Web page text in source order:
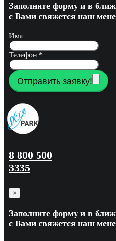
Заполните форму и в
с Вами свяжется наш
Имя
Телефон *
Отправить заявку!
8 800 500
3335
×
Заполните форму и в
с Вами свяжется наш